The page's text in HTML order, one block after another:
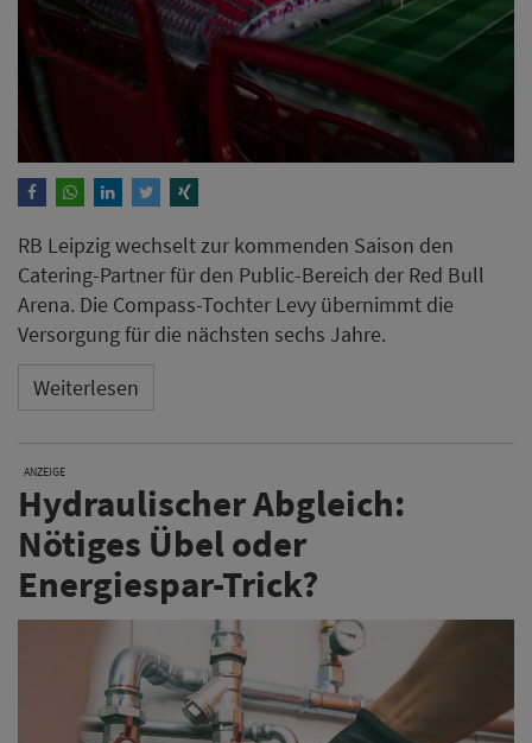
RB Leipzig wechselt zur kommenden Saison den
Catering-Partner für den Public-Bereich der Red Bull
Arena. Die Compass-Tochter Levy übernimmt die
Versorgung für die nächsten sechs Jahre.
Weiterlesen
ANZEIGE
Hydraulischer Abgleich:
Nötiges Übel oder
Energiespar-Trick?